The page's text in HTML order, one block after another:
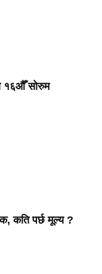
१६औँ सोरुम
कति पर्छ मूल्य ?